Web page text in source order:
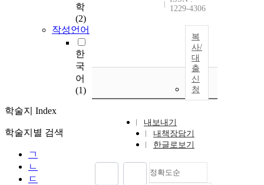
학
(2)
작성언어
한
국
어
(1)
학술지 Index
학술지별 검색
ㄱ
ㄴ
ㄷ
1229-4306
복
사/
대
출
신
청
내보내기
내책장담기
한글로보기
정확도순